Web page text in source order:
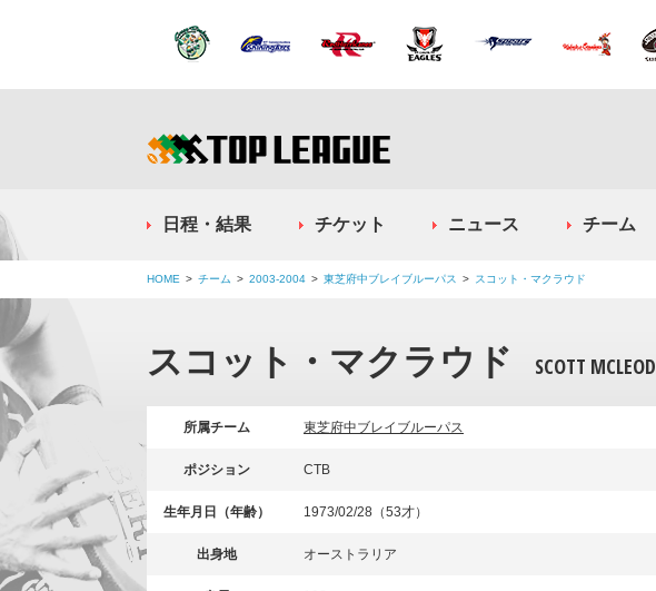
日程・結果 チケット ニュース チーム
HOME チーム 2003-2004 東芝府中ブレイブルーパス スコット・マクラウド
スコット・マクラウド SCOTT MCLEOD
所属チーム 東芝府中ブレイブルーパス
ポジション CTB
生年月日（年齢） 1973/02/28（53才）
出身地 オーストラリア